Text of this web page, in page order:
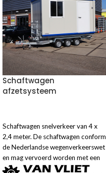
Schaftwagen
afzetsysteem
Schaftwagen snelverkeer van 4 x
2,4 meter. De schaftwagen conform
de Nederlandse wegenverkeerswet
en mag vervoerd worden met een
snelheid van 90km/u.